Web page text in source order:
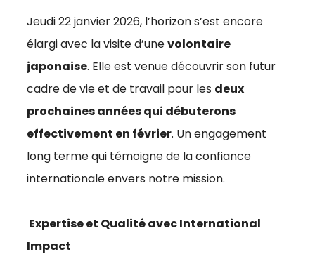
Jeudi 22 janvier 2026, l’horizon s’est encore
élargi avec la visite d’unevolontaire
japonaise. Elle est venue découvrir son futur
cadre de vie et de travail pour les deux
prochaines années qui débuterons
effectivement en février. Un engagement
long terme qui témoigne de la confiance
internationale envers notre mission.
Expertise et Qualité avec International
Impact